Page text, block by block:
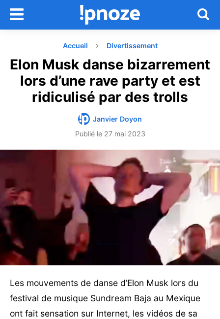
Accueil Divertissement
Elon Musk danse bizarrement
lors d’une rave party et est
ridiculisé par des trolls
Janvier Doyon
Publié le 27 mai 2023
Les mouvements de danse d’Elon Musk lors du
festival de musique Sundream Baja au Mexique
ont fait sensation sur Internet, les vidéos de sa